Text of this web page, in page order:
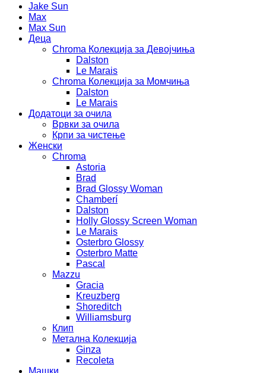
Jake Sun
Max
Max Sun
Деца
Chroma Колекција за Девојчиња
Dalston
Le Marais
Chroma Колекција за Момчиња
Dalston
Le Marais
Додатоци за очила
Врвки за очила
Крпи за чистење
Женски
Chroma
Astoria
Brad
Brad Glossy Woman
Chamberí
Dalston
Holly Glossy Screen Woman
Le Marais
Osterbro Glossy
Osterbro Matte
Pascal
Mazzu
Gracia
Kreuzberg
Shoreditch
Williamsburg
Клип
Метална Колекција
Ginza
Recoleta